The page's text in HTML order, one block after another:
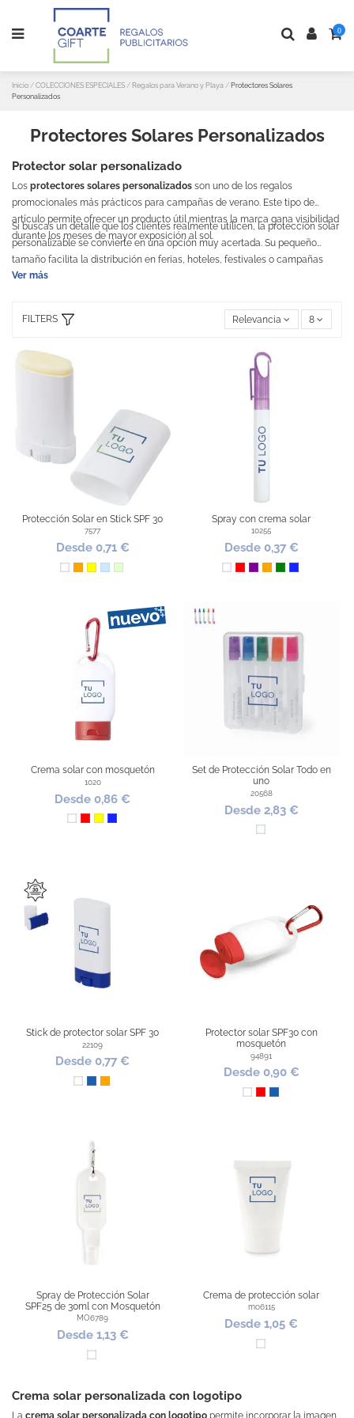
0
Inicio COLECCIONES ESPECIALES Regalos para Verano y Playa
Protectores Solares
Personalizados
Protectores Solares Personalizados
Protector solar personalizado
Los protectores solares personalizados son uno de los regalos
promocionales más prácticos para campañas de verano. Este tipo de
artículo permite ofrecer un producto útil mientras la marca gana visibilidad
durante los meses de mayor exposición al sol.
Si buscas un detalle que los clientes realmente utilicen, la protección solar
personalizable se convierte en una opción muy acertada. Su pequeño
tamaño facilita la distribución en ferias, hoteles, festivales o campañas
promocionales de verano, aportando valor a la marca.
Ver más
FILTERS Relevancia 8
Protección Solar en Stick SPF 30
7577
Desde 0,71 €
Blanco
Naranja
Amarillo
Azul Claro
Verde Claro
Spray con crema solar
10255
Desde 0,37 €
Blanco
RojoMorado
Naranja
VerdeAzul Royal
Crema solar con mosquetón
1020
Desde 0,86 €
Blanco
RojoAmarillo
Azul Royal
Set de Protección Solar Todo en
uno
20568
Desde 2,83 €
Transparente
Stick de protector solar SPF 30
22109
Desde 0,77 €
Blanco
AzulNaranja
Protector solar SPF30 con
mosquetón
94891
Desde 0,90 €
Blanco
RojoAzul
Spray de Protección Solar
SPF25 de 30ml con Mosquetón
MO6789
Desde 1,13 €
Blanco
Crema de protección solar
mo6115
Desde 1,05 €
Blanco
Crema solar personalizada con logotipo
La crema solar personalizada con logotipo permite incorporar la imagen